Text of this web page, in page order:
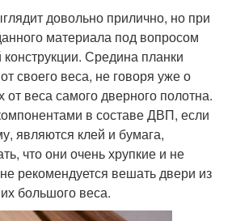
довольно прилично, но при
материала под вопросом
конструкции. Средина планки
своего веса, не говоря уже о
веса самого дверного полотна.
в составе ДВП, если
являются клей и бумага,
что они очень хрупкие и не
рекомендуется вешать двери из
большого веса.